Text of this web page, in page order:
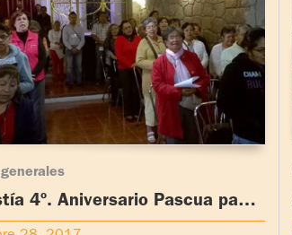
4º. Aniversario Pascua padre
en la Coordinación Nacional